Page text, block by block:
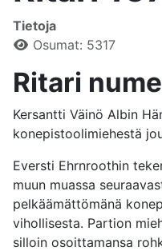
Tietoja
Osumat: 5317
Ritari
Kersantti Väinö Albin
konepistoolimiehestä
Eversti Ehrnroothin
muun muassa
pelkäämättömänä
vihollisesta. Partion
silloin osoittamansa